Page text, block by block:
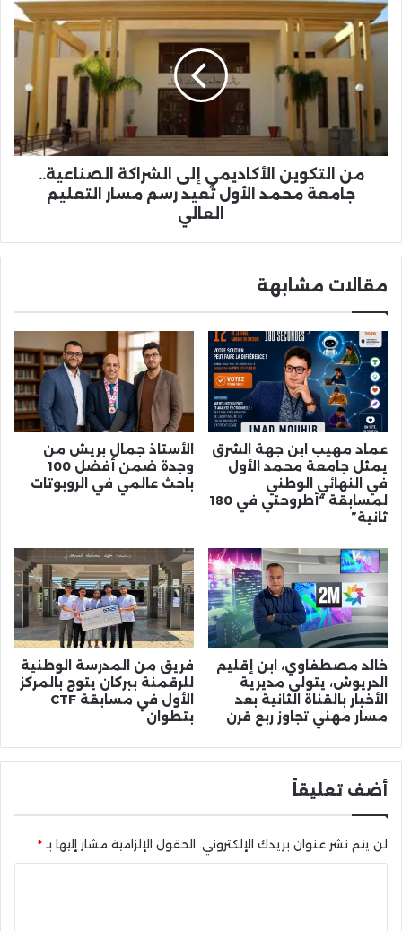
التكوين
الأكاديمي
الصناعية..
جامعة
محمد
الأول
العالي
من التكوين الأكاديمي إلى الشراكة الصناعية..
جامعة محمد الأول تُعيد رسم مسار التعليم
العالي
مقالات مشابهة
عماد مهيب ابن جهة الشرق
يمثل جامعة محمد الأول
في النهائي الوطني
لمسابقة “أطروحتي في 180
ثانية”
الأستاذ جمال بريش من
وجدة ضمن أفضل 100
باحث عالمي في الروبوتات
خالد مصطفاوي، ابن إقليم
الدريوش، يتولى مديرية
الأخبار بالقناة الثانية بعد
مسار مهني تجاوز ربع قرن
فريق من المدرسة الوطنية
للرقمنة ببركان يتوج بالمركز
الأول في مسابقة CTF
بتطوان
أضف تعليقاً
لن يتم نشر عنوان بريدك الإلكتروني. الحقول الإلزامية مشار إليها بـ*